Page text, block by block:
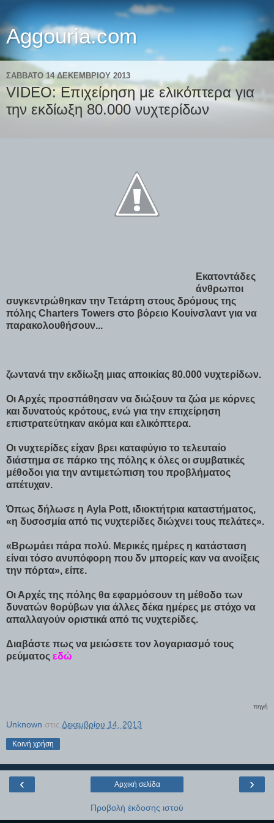
Aggouria.com
ΣΆΒΒΑΤΟ 14 ΔΕΚΕΜΒΡΊΟΥ 2013
VIDEO: Επιχείρηση με ελικόπτερα για
την εκδίωξη 80.000 νυχτερίδων
Εκατοντάδες
άνθρωποι
συγκεντρώθηκαν την Τετάρτη στους δρόμους της
πόλης Charters Towers στο βόρειο Κουίνσλαντ για να
παρακολουθήσουν...
ζωντανά την εκδίωξη μιας αποικίας 80.000 νυχτερίδων.
Οι Αρχές προσπάθησαν να διώξουν τα ζώα με κόρνες
και δυνατούς κρότους, ενώ για την επιχείρηση
επιστρατεύτηκαν ακόμα και ελικόπτερα.
Οι νυχτερίδες είχαν βρει καταφύγιο το τελευταίο
διάστημα σε πάρκο της πόλης κ όλες οι συμβατικές
μέθοδοι για την αντιμετώπιση του προβλήματος
απέτυχαν.
Όπως δήλωσε η Ayla Pott, ιδιοκτήτρια καταστήματος,
«η δυσοσμία από τις νυχτερίδες διώχνει τους πελάτες».
«Βρωμάει πάρα πολύ. Μερικές ημέρες η κατάσταση
είναι τόσο ανυπόφορη που δν μπορείς καν να ανοίξεις
την πόρτα», είπε.
Οι Αρχές της πόλης θα εφαρμόσουν τη μέθοδο των
δυνατών θορύβων για άλλες δέκα ημέρες με στόχο να
απαλλαγούν οριστικά από τις νυχτερίδες.
Διαβάστε πως να μειώσετε τον λογαριασμό τους
ρεύματος εδώ
πηγή
Unknown στις Δεκεμβρίου 14, 2013
Κοινή χρήση
‹ ›
Αρχική σελίδα
Προβολή έκδοσης ιστού